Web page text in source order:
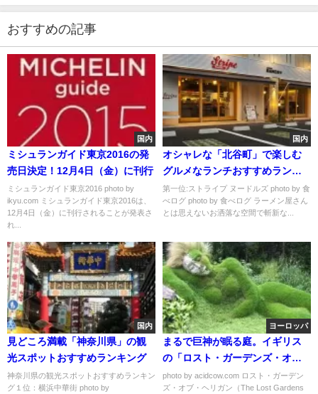
おすすめの記事
国内
ミシュランガイド東京2016の発
売日決定！12月4日（金）に刊行
ミシュランガイド東京2016 photo by
ikyu.com ミシュランガイド東京2016は、
12月4日（金）に刊行されることが発表さ
れ...
国内
オシャレな「北谷町」で楽しむ
グルメなランチおすすめランキ
ング
第一位:ストライプ ヌードルズ photo by 食
べログ photo by 食べログ ラーメン屋さん
とは思えないお洒落な空間で斬新な...
国内
見どころ満載「神奈川県」の観
光スポットおすすめランキング
神奈川県の観光スポットおすすめランキン
グ１位：横浜中華街 photo by
ヨーロッパ
まるで巨神が眠る庭。イギリス
の「ロスト・ガーデンズ・オ
ブ・ヘリガン」がとても神秘的
photo by acidcow.com ロスト・ガーデン
ズ・オブ・ヘリガン（The Lost Gardens